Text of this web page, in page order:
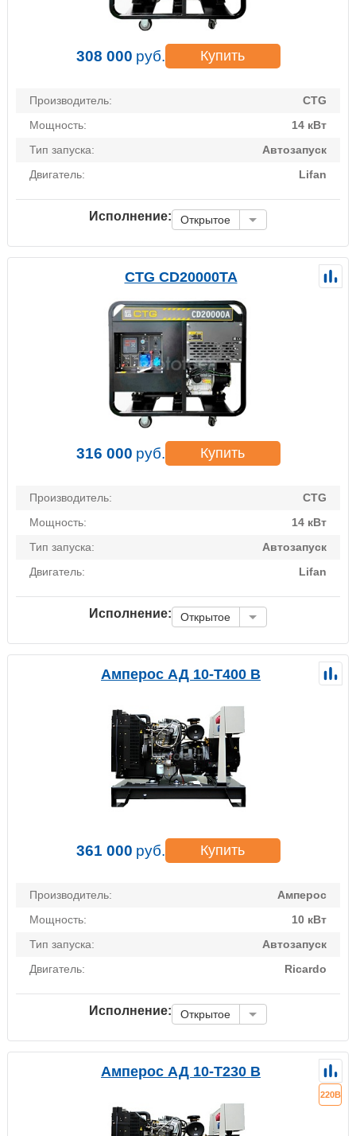
308 000 руб. Купить
Производитель:
CTG
Мощность:
14 кВт
Тип запуска:
Автозапуск
Двигатель:
Lifan
Исполнение: Открытое
CTG CD20000TA
316 000 руб. Купить
Производитель:
CTG
Мощность:
14 кВт
Тип запуска:
Автозапуск
Двигатель:
Lifan
Исполнение: Открытое
Амперос АД 10-Т400 B
361 000 руб. Купить
Производитель:
Амперос
Мощность:
10 кВт
Тип запуска:
Автозапуск
Двигатель:
Ricardo
Исполнение: Открытое
Амперос АД 10-Т230 B
220В